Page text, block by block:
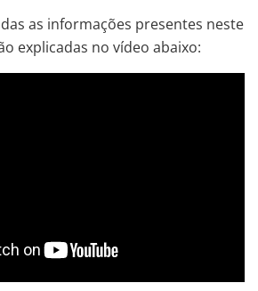
as informações presentes neste
explicadas no vídeo abaixo: